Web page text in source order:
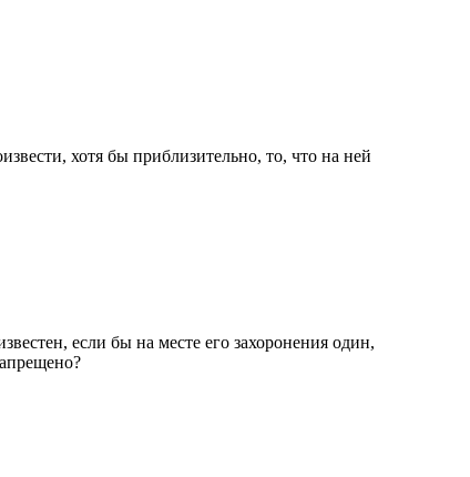
хотя бы приблизительно, то, что на ней
если бы на месте его захоронения один,